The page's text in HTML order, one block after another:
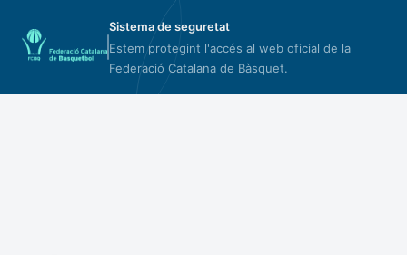
Sistema de seguretat
Estem protegint l'accés al web oficial de la
Federació Catalana de Bàsquet.